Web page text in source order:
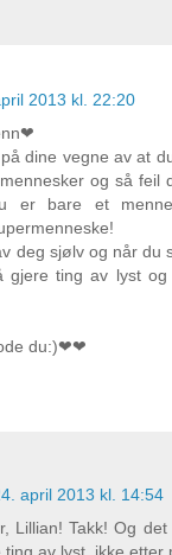
2013 kl. 22:20
dine vegne av at
og så feil
er bare et
deg sjølv og når du
gjere ting av lyst
du:)❤❤
april 2013 kl. 14:54
Lillian! Takk! Og